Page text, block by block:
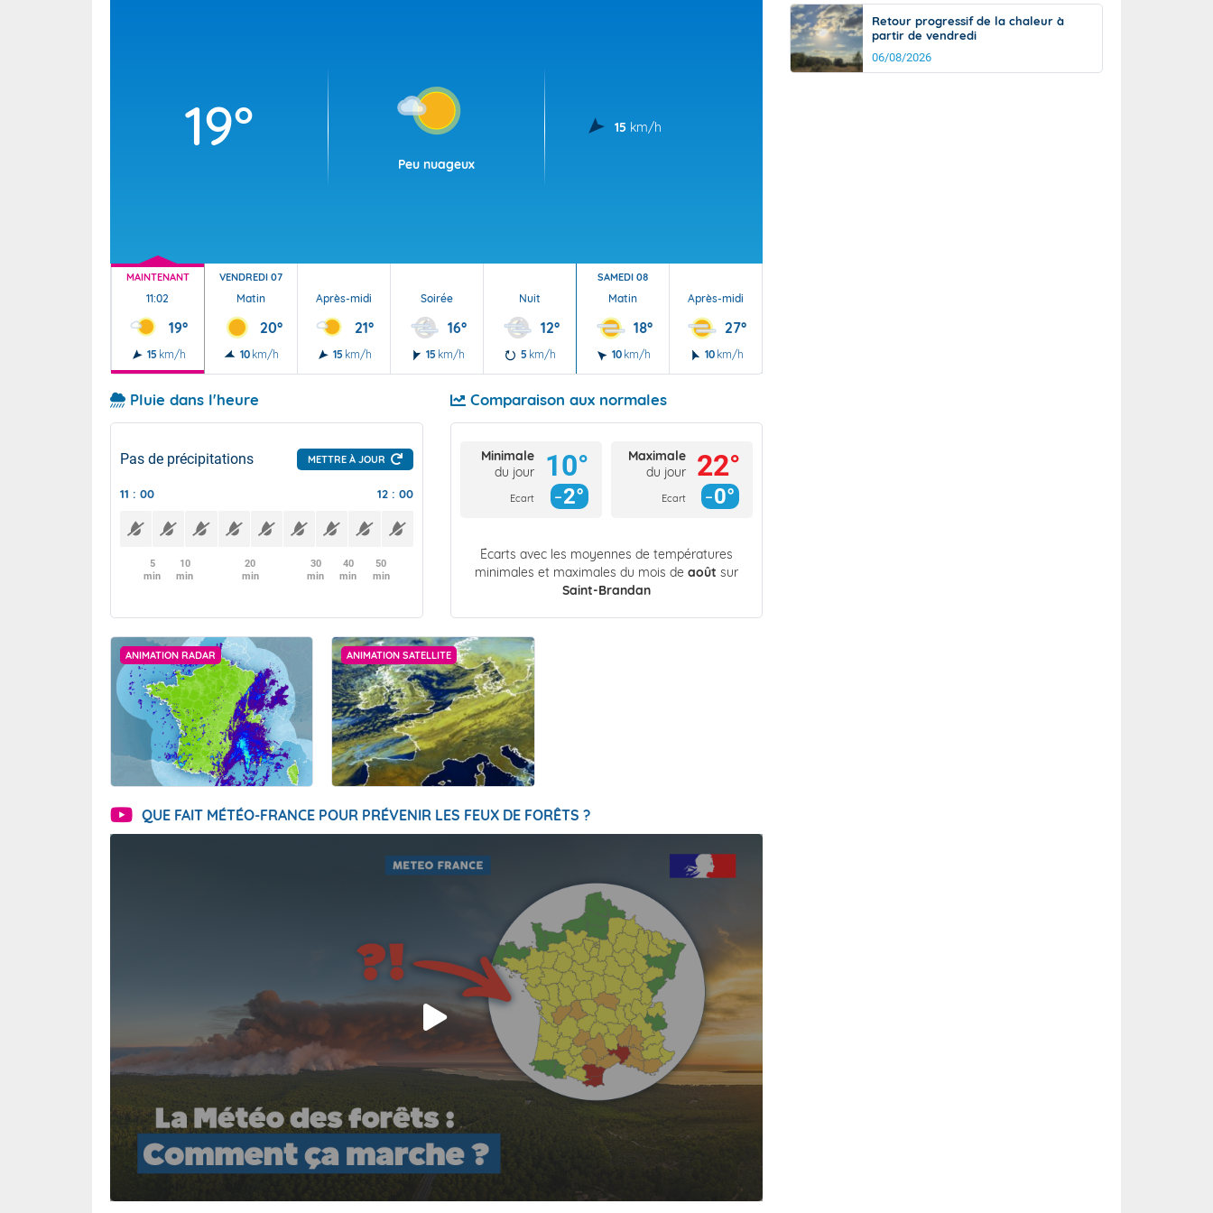
19°
Peu nuageux
15 km/h
MAINTENANT
11:02
19°
15 km/h
VENDREDI 07
Matin
20°
10 km/h
Après-midi
21°
15 km/h
Soirée
16°
15 km/h
Nuit
12°
5 km/h
SAMEDI 08
Matin
18°
10 km/h
Après-midi
27°
10 km/h
Pluie dans l'heure
Pas de précipitations METTRE À JOUR
11 : 00 12 : 00
5
min
10
min
20
min
30
min
40
min
50
min
Comparaison aux normales
Minimale
du jour
Ecart
10°
2°
Maximale
du jour
Ecart
22°
0°
Écarts avec les moyennes de températures
minimales et maximales du mois de août sur
Saint-Brandan
ANIMATION RADAR ANIMATION SATELLITE
QUE FAIT MÉTÉO-FRANCE POUR PRÉVENIR LES FEUX DE FORÊTS ?
Retour progressif de la chaleur à
partir de vendredi
06/08/2026